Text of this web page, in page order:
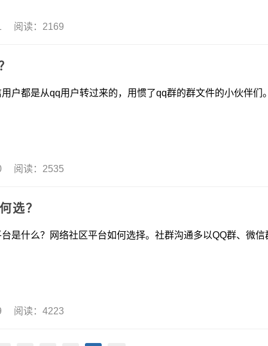
阅读：2169
从qq用户转过来的，用惯了qq群的群文件的小伙伴们。
阅读：2535
选？
？网络社区平台如何选择。社群沟通多以QQ群、微信
阅读：4223